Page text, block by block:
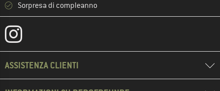
Sorpresa di compleanno
ASSISTENZA CLIENTI